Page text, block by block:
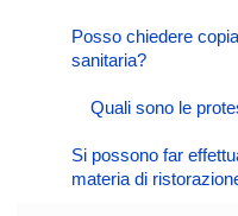
Posso chiedere
sanitaria?
Quali sono le
Si possono far
materia di